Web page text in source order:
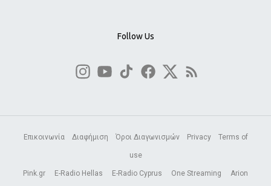
Follow Us
Επικοινωνία Διαφήμιση Όροι Διαγωνισμών Privacy Terms of
use
Pink.gr E-Radio Hellas E-Radio Cyprus One Streaming Arion